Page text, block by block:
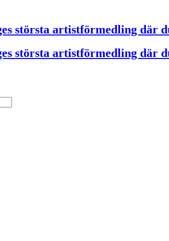
största artistförmedling där
största artistförmedling där